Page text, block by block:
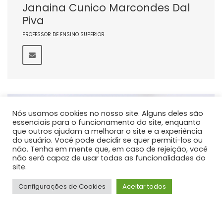
Janaina Cunico Marcondes Dal
Piva
PROFESSOR DE ENSINO SUPERIOR
Nós usamos cookies no nosso site. Alguns deles são
essenciais para o funcionamento do site, enquanto
que outros ajudam a melhorar o site e a experiência
do usuário. Você pode decidir se quer permiti-los ou
não. Tenha em mente que, em caso de rejeição, você
não será capaz de usar todas as funcionalidades do
site.
Configurações de Cookies Aceitar todos